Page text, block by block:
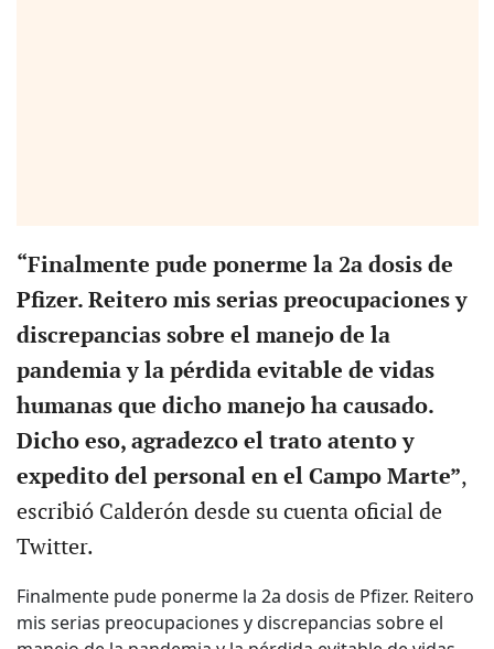
“Finalmente pude ponerme la 2a dosis de
Pfizer. Reitero mis serias preocupaciones y
discrepancias sobre el manejo de la
pandemia y la pérdida evitable de vidas
humanas que dicho manejo ha causado.
Dicho eso, agradezco el trato atento y
expedito del personal en el Campo Marte”,
escribió Calderón desde su cuenta oficial de
Twitter.
Finalmente pude ponerme la 2a dosis de Pfizer. Reitero
mis serias preocupaciones y discrepancias sobre el